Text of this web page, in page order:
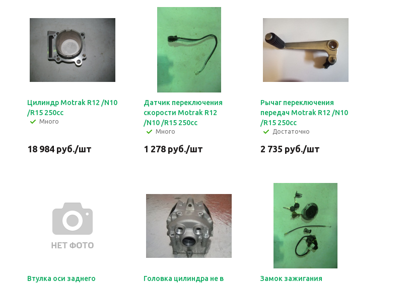
Цилиндр Motrak R12 /N10
/R15 250сс
Много
18 984руб./шт
Датчик переключения
скорости Motrak R12
/N10 /R15 250сс
Много
1 278 руб./шт
Рычаг переключения
передач Motrak R12 /N10
/R15 250сс
Достаточно
2 735 руб./шт
Втулка оси заднего
Головка цилиндра не в
Замок зажигания